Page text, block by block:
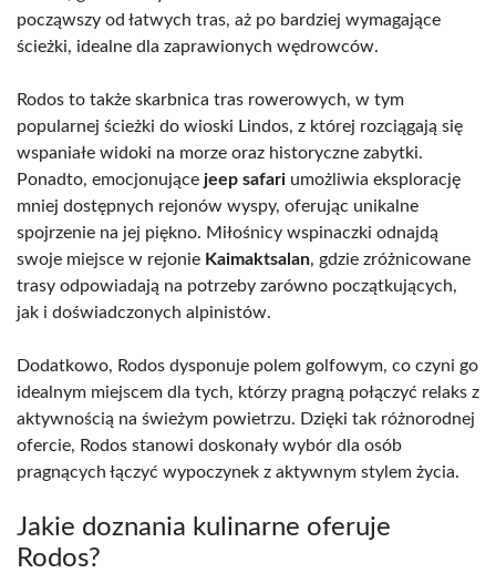
począwszy od łatwych tras, aż po bardziej wymagające
ścieżki, idealne dla zaprawionych wędrowców.
Rodos to także skarbnica tras rowerowych, w tym
popularnej ścieżki do wioski Lindos, z której rozciągają się
wspaniałe widoki na morze oraz historyczne zabytki.
Ponadto, emocjonujące jeep safari umożliwia eksplorację
mniej dostępnych rejonów wyspy, oferując unikalne
spojrzenie na jej piękno. Miłośnicy wspinaczki odnajdą
swoje miejsce w rejonie Kaimaktsalan, gdzie zróżnicowane
trasy odpowiadają na potrzeby zarówno początkujących,
jak i doświadczonych alpinistów.
Dodatkowo, Rodos dysponuje polem golfowym, co czyni go
idealnym miejscem dla tych, którzy pragną połączyć relaks z
aktywnością na świeżym powietrzu. Dzięki tak różnorodnej
ofercie, Rodos stanowi doskonały wybór dla osób
pragnących łączyć wypoczynek z aktywnym stylem życia.
Jakie doznania kulinarne oferuje
Rodos?